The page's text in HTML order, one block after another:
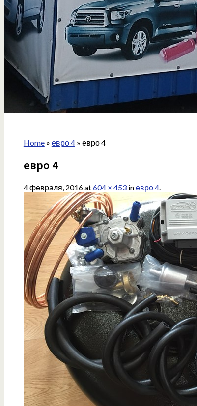
Home» евро 4» евро 4
евро 4
4 февраля, 2016at604 × 453inевро 4.